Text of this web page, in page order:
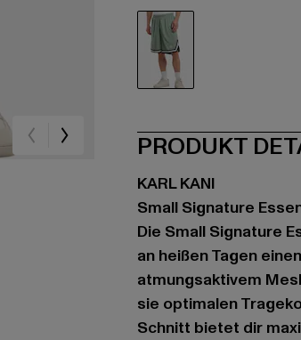
PRODUKT
KARL KANI
Small Signature
Die Small Signature
an heißen Tagen
atmungsaktivem
sie optimalen
Schnitt bietet dir